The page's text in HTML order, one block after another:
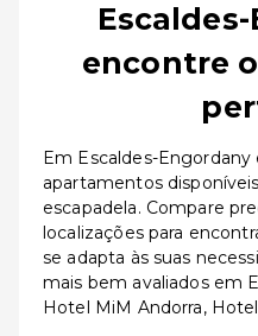
encontre
Em Escaldes-
apartamentos
escapadela. Compare
localizações para
se adapta às suas
mais bem avaliados em
Hotel MiM Andorra,